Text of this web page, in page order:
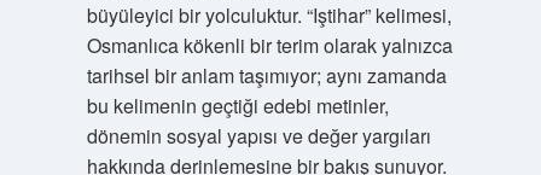
büyüleyici bir yolculuktur. “Iştihar” kelimesi,
Osmanlıca kökenli bir terim olarak yalnızca
tarihsel bir anlam taşımıyor; aynı zamanda
bu kelimenin geçtiği edebi metinler,
dönemin sosyal yapısı ve değer yargıları
hakkında derinlemesine bir bakış sunuyor.